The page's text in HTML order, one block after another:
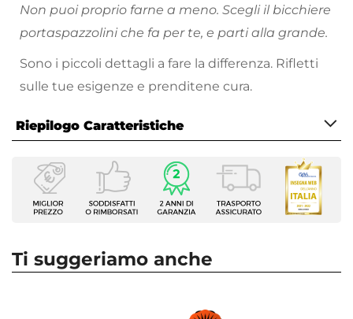
Non puoi proprio farne a meno. Scegli il bicchiere
portaspazzolini che fa per te, e parti alla grande.
Sono i piccoli dettagli a fare la differenza. Rifletti
sulle tue esigenze e prenditene cura.
Riepilogo Caratteristiche
Caratteristiche
Tipologia
Portaspazzolini
Serie
Ti suggeriamo anche